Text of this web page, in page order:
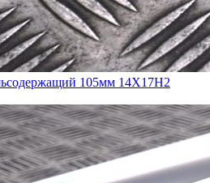
105мм 14Х17Н2